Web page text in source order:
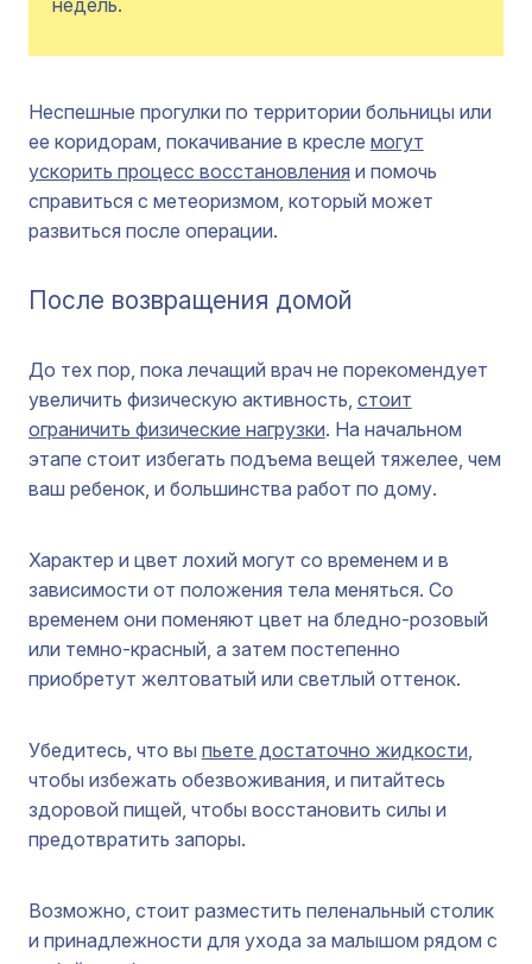
недель.
Неспешные прогулки по территории больницы или
ее коридорам, покачивание в кресле могут
ускорить процесс восстановления и помочь
справиться с метеоризмом, который может
развиться после операции.
После возвращения домой
До тех пор, пока лечащий врач не порекомендует
увеличить физическую активность, стоит
ограничить физические нагрузки. На начальном
этапе стоит избегать подъема вещей тяжелее, чем
ваш ребенок, и большинства работ по дому.
Характер и цвет лохий могут со временем и в
зависимости от положения тела меняться. Со
временем они поменяют цвет на бледно-розовый
или темно-красный, а затем постепенно
приобретут желтоватый или светлый оттенок.
Убедитесь, что вы пьете достаточно жидкости,
чтобы избежать обезвоживания, и питайтесь
здоровой пищей, чтобы восстановить силы и
предотвратить запоры.
Возможно, стоит разместить пеленальный столик
и принадлежности для ухода за малышом рядом с